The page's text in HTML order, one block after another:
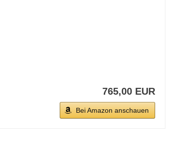
765,00 EUR
Bei Amazon anschauen